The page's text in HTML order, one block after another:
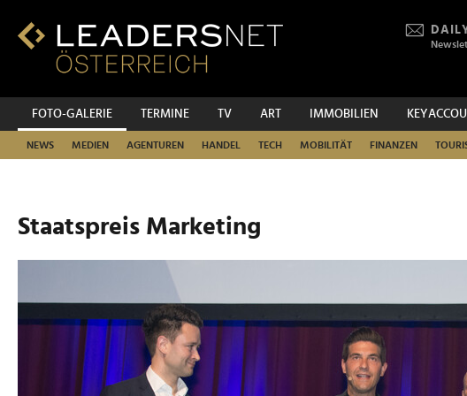
Inhalt
Fußzeilen-
Hauptnavigation
FOTO-GALERIE TERMINE TV ART IMMOBILIEN
NEWS MEDIEN AGENTUREN HANDEL TECH MOBILITÄT FINANZEN
Staatspreis Marketing